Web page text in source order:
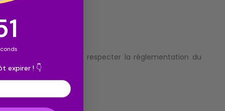
doit respecter la réglementation du
ends in:
expirer ! 👇